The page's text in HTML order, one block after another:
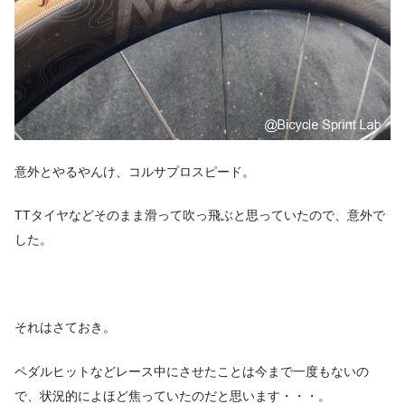
意外とやるやんけ、コルサプロスピード。
TTタイヤなどそのまま滑って吹っ飛ぶと思っていたので、意外で
した。
それはさておき。
ペダルヒットなどレース中にさせたことは今まで一度もないの
で、状況的によほど焦っていたのだと思います・・・。